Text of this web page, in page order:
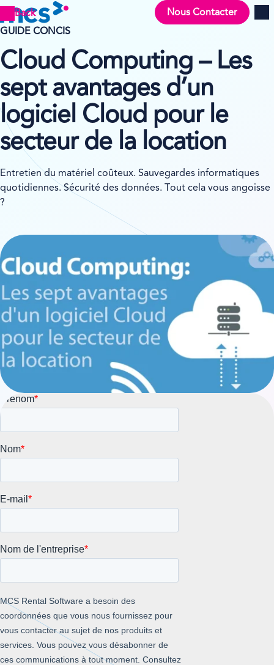
Back Nous Contacter
GUIDE CONCIS
Cloud Computing – Les
sept avantages d’un
logiciel Cloud pour le
secteur de la location
Entretien du matériel coûteux. Sauvegardes informatiques
quotidiennes. Sécurité des données. Tout cela vous angoisse
?